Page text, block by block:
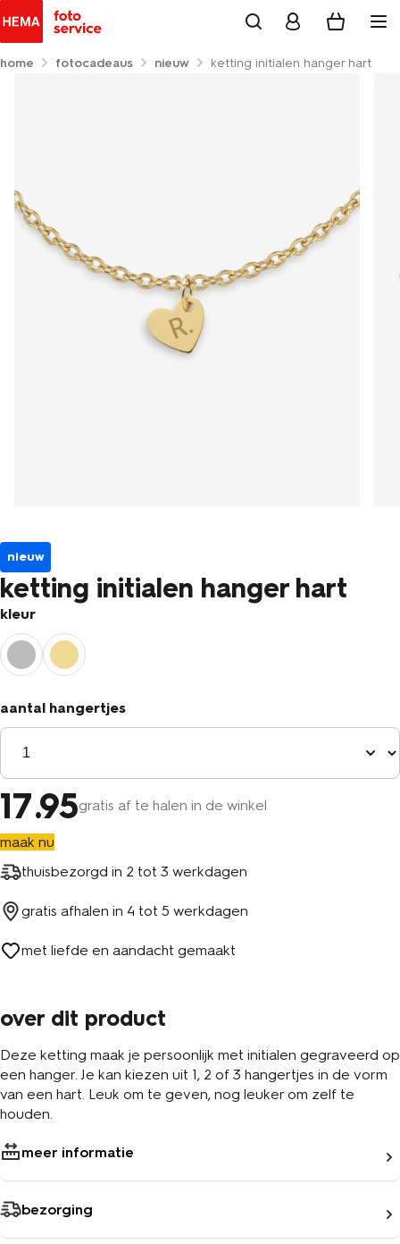
home fotocadeaus nieuw ketting initialen hanger hart
nieuw
ketting initialen hanger hart
kleur
aantal hangertjes
17.95gratis af te halen in de winkel
maak nu
thuisbezorgd in 2 tot 3 werkdagen
gratis afhalen in 4 tot 5 werkdagen
met liefde en aandacht gemaakt
over dit product
Deze ketting maak je persoonlijk met initialen gegraveerd op
een hanger. Je kan kiezen uit 1, 2 of 3 hangertjes in de vorm
van een hart. Leuk om te geven, nog leuker om zelf te
houden.
meer informatie
bezorging